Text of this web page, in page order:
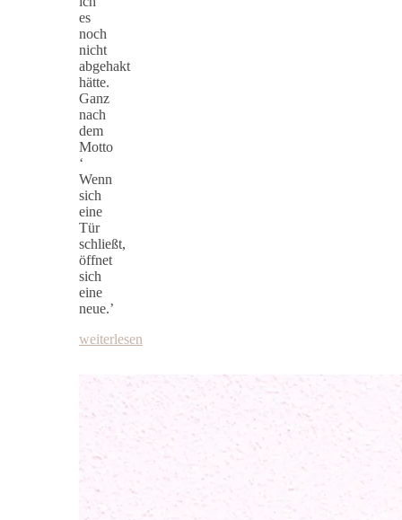
es
noch
nicht
abgehakt
hätte.
Ganz
nach
dem
Motto
‘
Wenn
sich
eine
Tür
schließt,
öffnet
sich
eine
neue.’
weiterlesen